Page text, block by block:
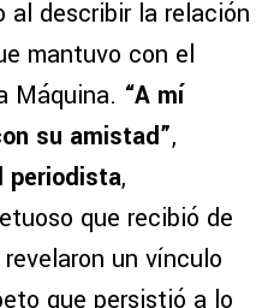
panelista de
describir la relación
mantuvo con el
Máquina. “A mí
su amistad”,
periodista,